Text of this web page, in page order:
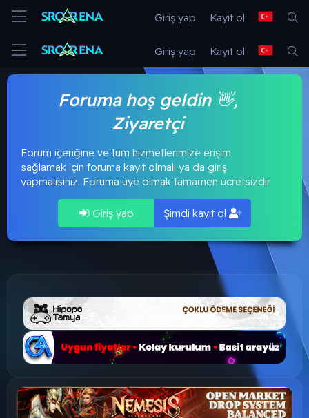
Giriş yap Kayıt ol
Giriş yap Kayıt ol
Foruma hoş geldin 👋,
Ziyaretçi
Forum içeriğine ve tüm hizmetlerimize erişim
sağlamak için foruma kayıt olmalı ya da giriş
yapmalısınız. Foruma üye olmak tamamen ücretsizdir.
Giriş yap Şimdi kayıt ol